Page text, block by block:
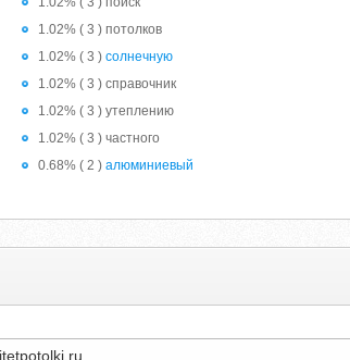
1.02% ( 3 ) потолков
1.02% ( 3 )солнечную
1.02% ( 3 ) справочник
1.02% ( 3 ) утеплению
1.02% ( 3 ) частного
0.68% ( 2 )алюминиевый